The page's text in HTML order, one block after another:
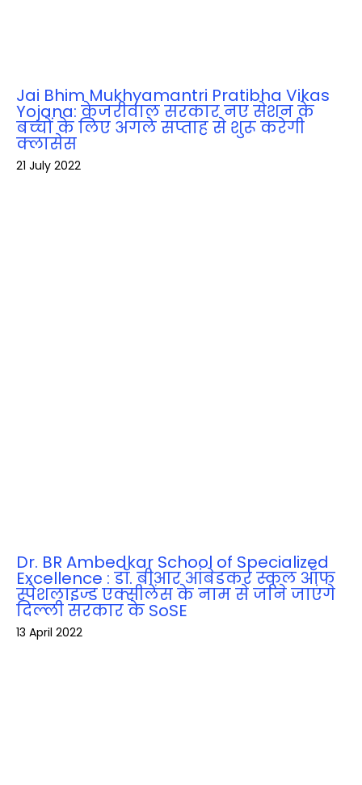
Jai Bhim Mukhyamantri Pratibha Vikas
Yojana: केजरीवाल सरकार नए सेशन के
बच्चों के लिए अगले सप्ताह से शुरू करेगी
क्लासेस
21 July 2022
Dr. BR Ambedkar School of Specialized
Excellence : डॉ. बीआर आंबेडकर स्कूल ऑफ
स्पेशलाइज्ड एक्सीलेंस के नाम से जाने जाएंगे
दिल्‍ली सरकार के SoSE
13 April 2022